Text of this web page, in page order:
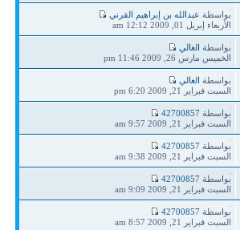
آخر
مشاركة
بواسطة عبدالله بن إبراهيم القرني
الأربعاء إبريل 01, 2009 12:12 am
آخر
مشاركة
بواسطة الغالي
الخميس مارس 26, 2009 11:46 pm
آخر
مشاركة
بواسطة الغالي
السبت فبراير 21, 2009 6:20 pm
آخر
مشاركة
بواسطة42700857
السبت فبراير 21, 2009 9:57 am
آخر
مشاركة
بواسطة42700857
السبت فبراير 21, 2009 9:38 am
آخر
مشاركة
بواسطة42700857
السبت فبراير 21, 2009 9:09 am
آخر
مشاركة
بواسطة42700857
السبت فبراير 21, 2009 8:57 am